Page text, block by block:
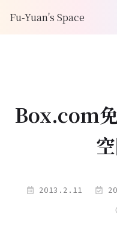
Fu-Yuan's Space
Box.com
2013.2.11